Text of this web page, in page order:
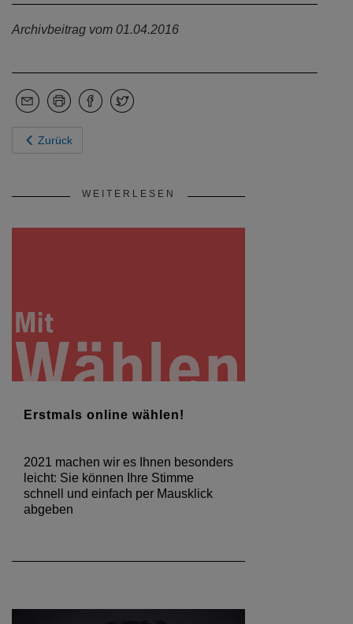
Archivbeitrag vom 01.04.2016
Zurück
WEITERLESEN
Erstmals online wählen!
2021 machen wir es Ihnen besonders
leicht: Sie können Ihre Stimme
schnell und einfach per Mausklick
abgeben